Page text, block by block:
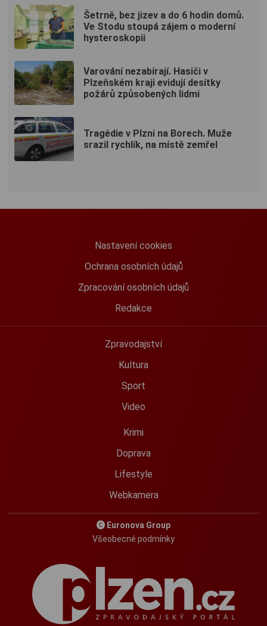
Šetrně, bez jizev a do 6 hodin domů.
Ve Stodu stoupá zájem o moderní
hysteroskopii
Varování nezabírají. Hasiči v
Plzeňském kraji evidují desítky
požárů způsobených lidmi
Tragédie v Plzni na Borech. Muže
srazil rychlík, na místě zemřel
Nastavení cookies
Ochrana osobních údajů
Zpracování osobních údajů
Redakce
Zpravodajství
Kultura
Sport
Video
Krimi
Doprava
Lifestyle
Webkamera
Euronova Group
Všeobecné podmínky